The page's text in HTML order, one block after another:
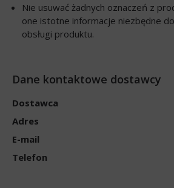
Nie usuwać żadnych oznaczeń z
one istotne informacje niezbędne
obsługi produktu.
Dane kontaktowe dostawcy
Dostawca
Adres
E-mail
Telefon